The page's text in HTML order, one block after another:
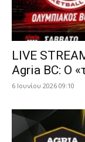
LIVE
Agria BC: Ο
6 Ιουνίου 2026 09:10